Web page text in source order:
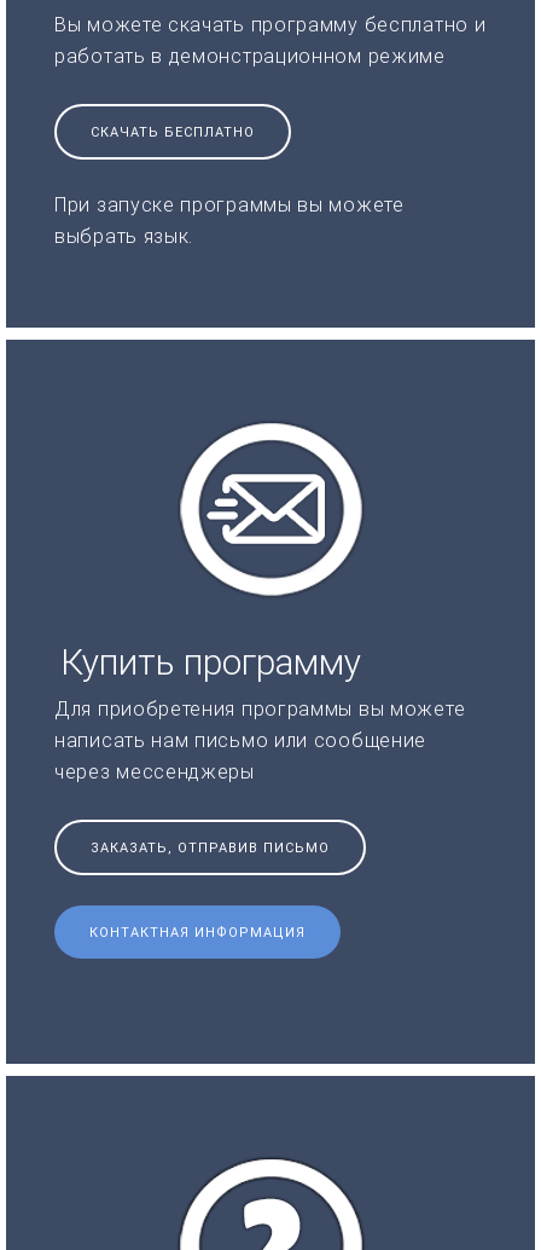
Вы можете скачать программу бесплатно и
работать в демонстрационном режиме
СКАЧАТЬ БЕСПЛАТНО
При запуске программы вы можете
выбрать язык.
Купить программу
Для приобретения программы вы можете
написать нам письмо или сообщение
через мессенджеры
ЗАКАЗАТЬ, ОТПРАВИВ ПИСЬМО
КОНТАКТНАЯ ИНФОРМАЦИЯ